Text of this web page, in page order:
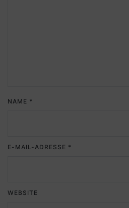
NAME *
E-MAIL-ADRESSE *
WEBSITE